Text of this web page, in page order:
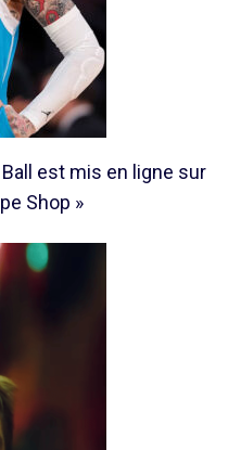
est mis en ligne sur
Shop »